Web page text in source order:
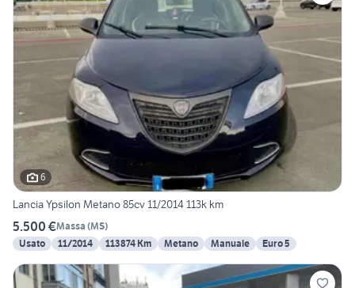
6
Lancia Ypsilon Metano 85cv 11/2014 113k km
5.500 €Massa (MS)
Usato
11/2014 113874 Km Metano Manuale Euro 5